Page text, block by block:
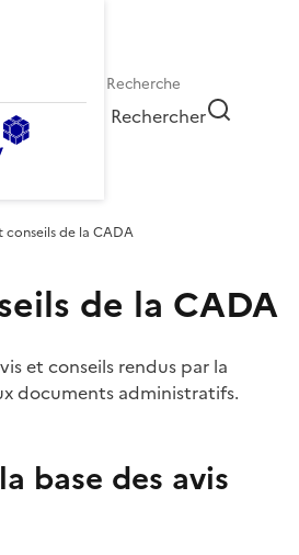
Rechercher
conseils de la CADA
de la CADA
et conseils rendus par la
documents administratifs.
base des avis